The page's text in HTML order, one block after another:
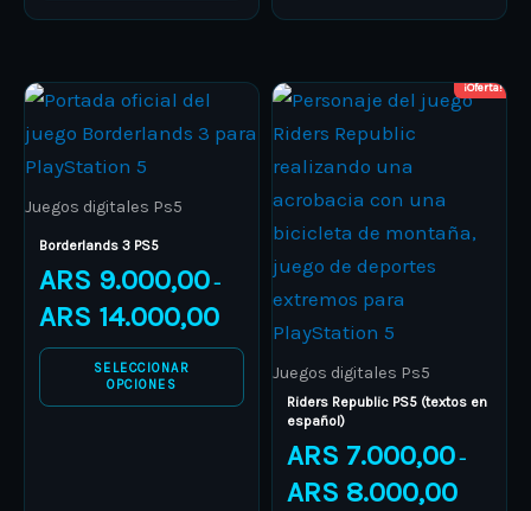
product
product
Juegos digitales Ps5
Borderlands 3 PS5
ARS 9.000,00 –
ARS 14.000,00
ARS 9.000,00
ARS 14.000,00
SELECCIONAR
OPCIONES
This
product
has
multiple
The
may
chosen
¡Oferta!
Juegos digitales Ps5
Riders Republic PS5 (textos en
español)
ARS 7.000,00 –
ARS 8.000,00
Price
range:
This
product
has
multiple
variants.
The
options
may
be
chosen
on
the
product